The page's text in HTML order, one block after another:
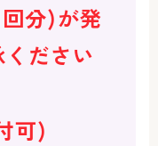
分)が発
ださい
可)